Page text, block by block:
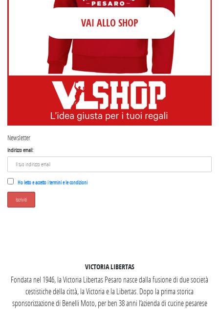
VAI ALLO SHOP
Newsletter
Indirizzo email:
Ho letto e accetto i termini e le condizioni
VICTORIA LIBERTAS
Fondata nel 1946, la Victoria Libertas Pesaro nasce dalla fusione di due società
cestistiche della città, la Victoria e la Libertas. Dopo la prima storica
sponsorizzazione di Benelli Moto, per ben 38 anni l’azienda di cucine pesarese